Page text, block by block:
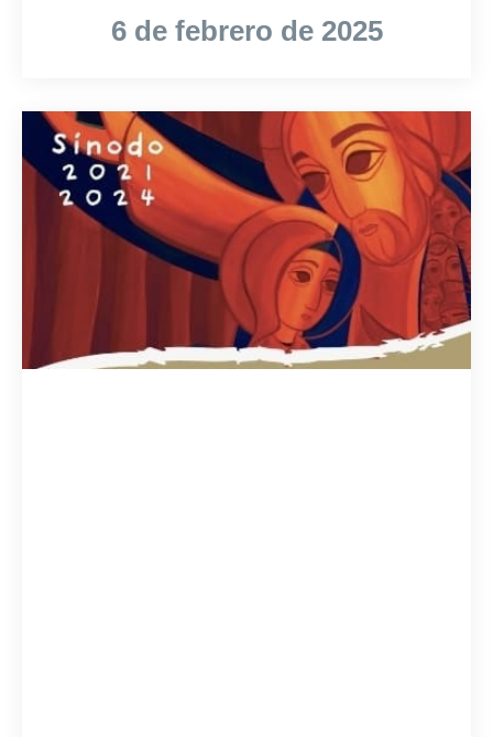
6 de febrero de 2025